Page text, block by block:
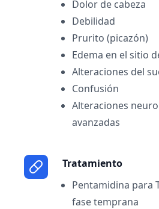
Dolor de cabeza
Debilidad
Prurito (picazón)
Edema en el sitio
Alteraciones del
Confusión
Alteraciones
avanzadas
Tratamiento
Pentamidina para
fase temprana